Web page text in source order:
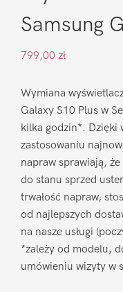
Samsung
799,00 zł
Wymiana
Galaxy S10 Plus w
kilka godzin*. Dzięki
zastosowaniu
napraw sprawiają,
do stanu sprzed
trwałość napraw,
od najlepszych
na nasze usługi
*zależy od modelu,
umówieniu wizyty w